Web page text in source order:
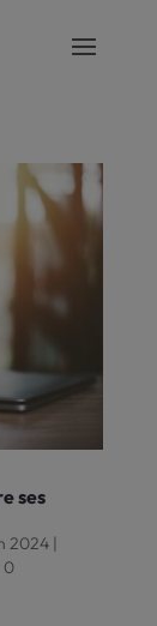
ses
2024|
0